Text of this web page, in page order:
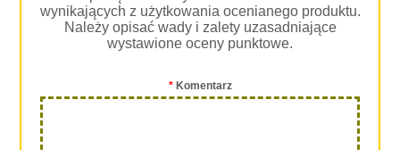
wynikających z użytkowania ocenianego produktu.
Należy opisać wady i zalety uzasadniające
wystawione oceny punktowe.
*Komentarz